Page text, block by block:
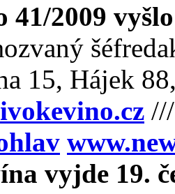
41/2009
15, Hájek
vyjde 19.